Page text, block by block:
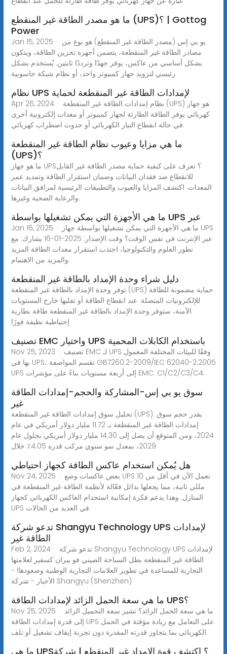
ما هو مصدر الطاقة غير المنقطع (UPS)؟ | Gottog
Power
Jan 15, 2025 · يو بي إس (مصدر الطاقة غير المنقطع) هو نوع من
مصادر الطاقة غير المنقطعة، يتضمن أجهزة تخزين الطاقة، ويتكون
بشكل أساسي من عاكس، يوفر جهدًا وترددًا ثابتين. يُستخدم بشكل
رئيسي لتزويد جهاز كمبيوتر واحد، أو نظام شبكة حاسوبية
نظام UPS لإمدادات الطاقة غير المنقطعة لحماية
Apr 26, 2024 · نظام إمدادات الطاقة غير المنقطعة (UPS) هو جهاز
كهربائي يوفر الطاقة الطارئة لجهاز كمبيوتر أو معدات إلكترونية أخرى
في حالة انقطاع التيار الكهربائي أو حدوث اضطراب كهربائي.
ما هي مزايا وعيوب نظام الطاقة غير المنقطعة
(UPS)؟
ما هو جهاز UPS؟ تعرف على كيفية حماية مصدر الطاقة غير القابل
للانقطاع ضد فقدان البيانات وضمان استقرار الطاقة وتمديد عمر
المعدات. اكتشف المزايا والعيوب والتطبيقات الرئيسية لمرافق البيانات
والرعاية الصحية وغيرها.
ما هي الأجهزة التي يمكن تشغيلها بواسطة UPS عبر
Jan 16, 2025 · ما هي الأجهزة التي يمكن تشغيلها بواسطة جهاز UPS
عبر الإنترنت في نفس الوقت؟ وقت الإصدار: 2025-01-16 يشارك: مع
تطور العلوم والتكنولوجيا، اجتذب استقرار معدات الطاقة المزيد
والمزيد من الاهتمام.
دليل شراء وحدة الإمداد بالطاقة غير المنقطعة
توفر وحدة الإمداد بالطاقة غير المنقطعة (UPS) حماية مضمونة للطاقة
للإلكترونيات المتصلة. عند انقطاع الطاقة أو تقلبها خارج المستويات
الآمنة، ستوفر وحدة الإمداد بالطاقة غير المنقطعة طاقة بطارية
إحتياطية نظيفة فورًا
تصنيف EMC واختيار UPS باستخدام الكابلات المحمية
Nov 25, 2023 · تصنيف EMC لـ UPS وفقًا للبيئات المختلفة المعمول
بها في UPS، تقسم المواصفة GB7260.2-2009/IEC 62040-2:2005
UPS إلى أربعة مستويات بناءً على مؤشرات EMC: C1/C2/C3/C4.
سوق يو بي إس-المشاركة والحجم-إمدادات الطاقة
غير
تحليل سوق إمدادات الطاقة غير المنقطعة (UPS). يقدر حجم سوق
إمدادات الطاقة غير المنقطعة بـ 11.72 مليار دولار أمريكي في عام
2024، ومن المتوقع أن يصل إلى 14.30 مليار دولار أمريكي بحلول عام
2029، بمعدل نمو سنوي مركب قدره 4.05٪ خلال
هل يُمكن استخدام عاكس الطاقة كجهاز احتياطي
Nov 24, 2025 · بعض عاكسات وضع UPS تعمل الآن في أقل من 10
مللي ثانية، مما يجعلها بدائل فعّالة لأنظمة الطاقة غير المنقطعة في
المنازل. وهذا يدعم فكرة إمكانية استخدام العاكس الكهربائي كجهاز
UPS في العديد من الحالات.
تدعو شركة Shangyu Technology UPS لإمدادات
الطاقة غير
Feb 2, 2024 · تدعو شركة Shangyu Technology UPS لإمدادات
الطاقة غير المنقطعة بطل السباحة الصيني فو ييران كسفير لعلامتها
التجارية للمساعدة في تطوير العلامات التجارية الوطنية وصعودها! -
الأخبار - شركة Shangyu (Shenzhen)
ما هي سعة الحمل الزائد لإمدادات الطاقة UPS؟
Nov 25, 2025 · ما هي سعة الحمل الزائد؟ تشير سعة التحميل الزائد
إلى قدرة إمدادات الطاقة UPS على التعامل مع زيادة مؤقتة في الحمل
الكهربائي بما يتجاوز قدرته المقدرة دون تجربة إيقاف تشغيل أو تلف.
ما هي UPS؟ اكتشف قوة الإمداد غير المنقطع | شركة